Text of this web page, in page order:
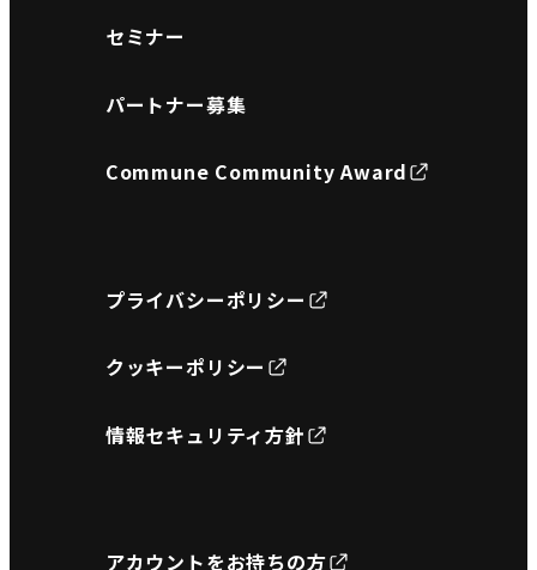
セミナー
パートナー募集
Commune Community Award
プライバシーポリシー
クッキーポリシー
情報セキュリティ方針
アカウントをお持ちの方